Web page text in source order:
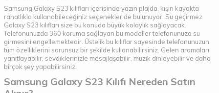
Samsung Galaxy S23 kılıfları içerisinde yazın plajda, kışın kayakta
rahatlıkla kullanabileceğiniz seçenekler de bulunuyor. Su geçirmez
Galaxy S23 kılıfları size bu konuda büyük kolaylık sağlayacak.
Telefonunuzda 360 koruma sağlayan bu modeller telefonunuza su
girmesini engellemektedir. Üstelik bu kılıflar sayesinde telefonunuzun
tüm özelliklerini sorunsuz bir şekilde kullanabilirsiniz. Gelen aramaları
yanıtlayabilir, sevdiklerinizle mesajlaşabilir, müzik dinleyebilir ve daha
birçok şey yapabilirsiniz.
Samsung Galaxy S23 Kılıfı Nereden Satın